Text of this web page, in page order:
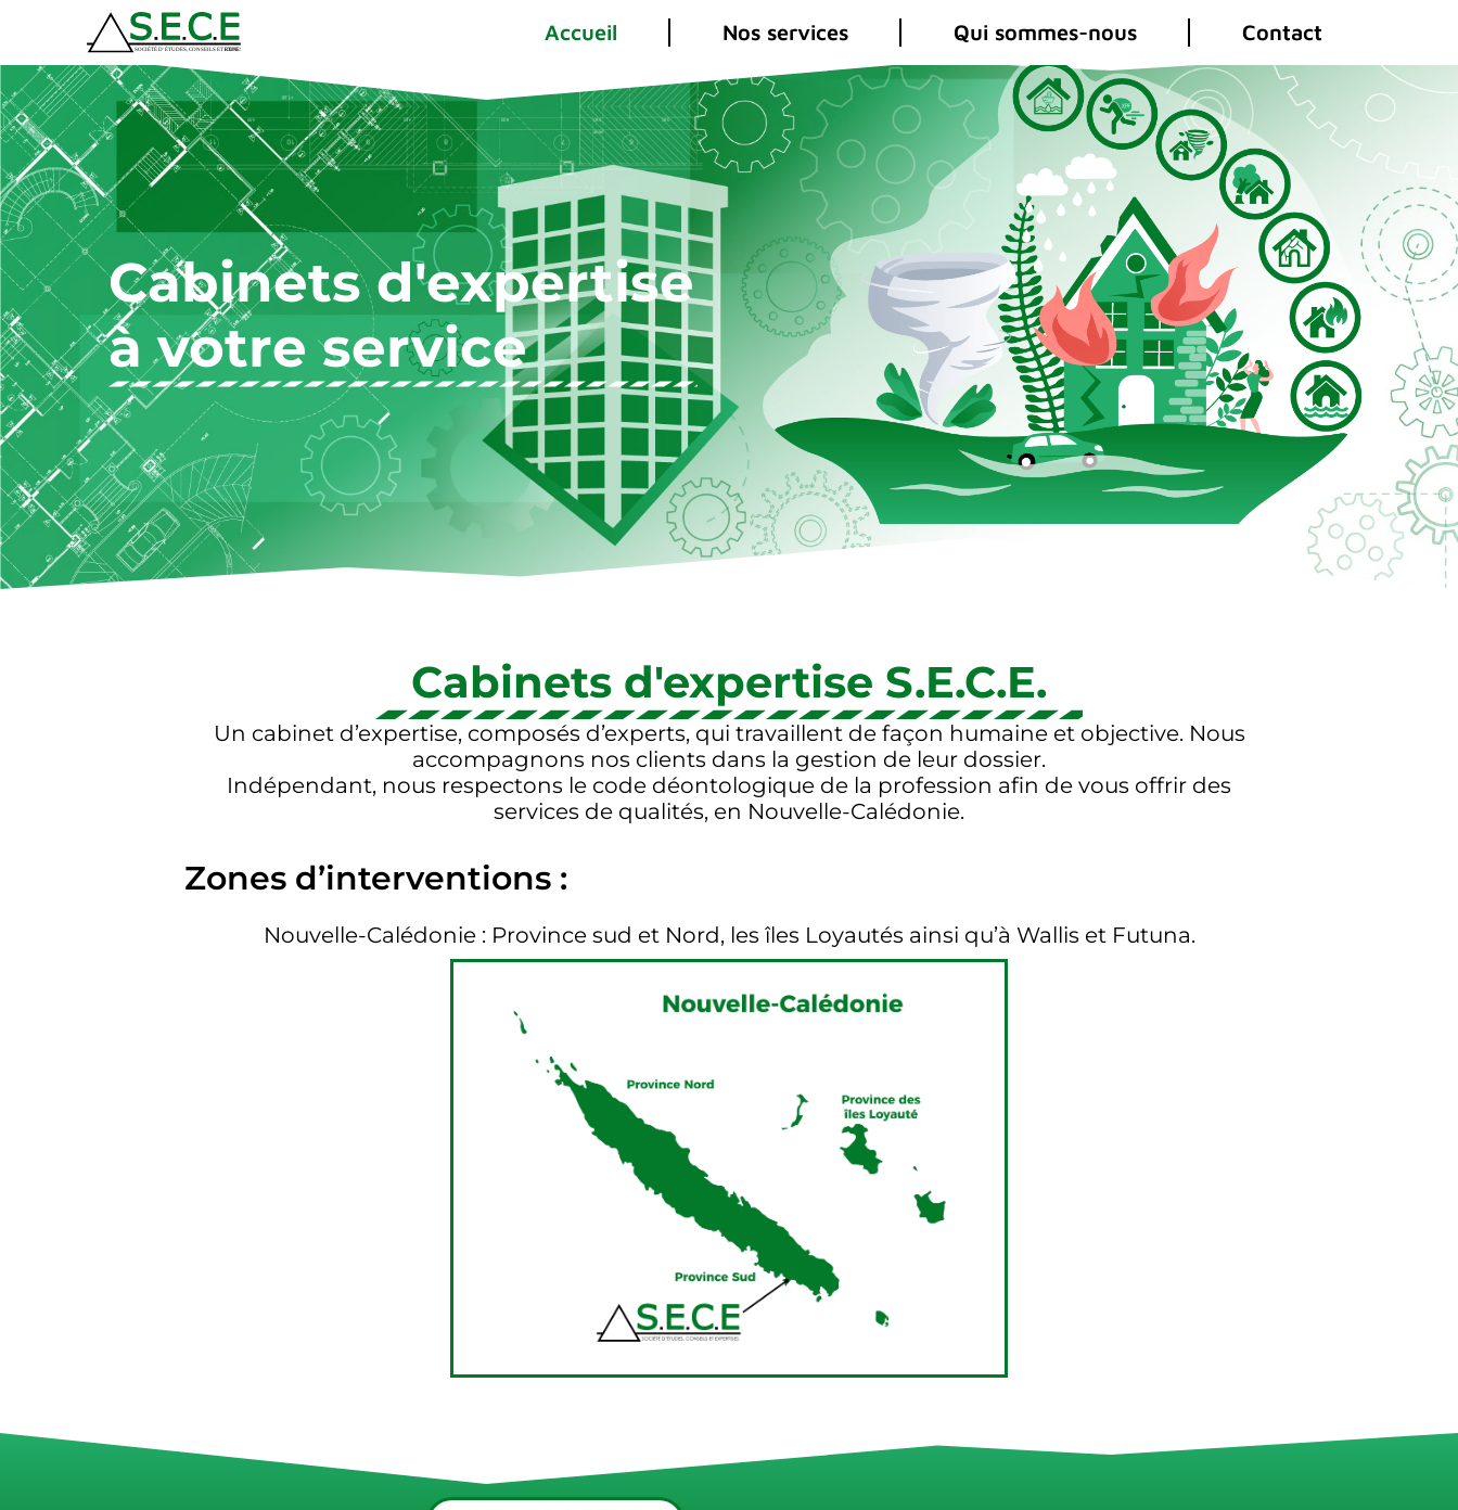
Accueil Nos services Qui sommes-nous Contact
Cabinets d'expertise
à votre service
Cabinets d'expertise S.E.C.E.
Un cabinet d’expertise, composés d’experts, qui travaillent de façon humaine et objective. Nous
accompagnons nos clients dans la gestion de leur dossier.
Indépendant, nous respectons le code déontologique de la profession afin de vous offrir des
services de qualités, en Nouvelle-Calédonie.
Zones d’interventions :
Nouvelle-Calédonie : Province sud et Nord, les îles Loyautés ainsi qu’à Wallis et Futuna.